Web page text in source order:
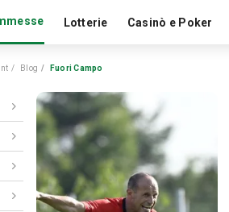
Lotterie Casinò e Poker
Blog Fuori Campo